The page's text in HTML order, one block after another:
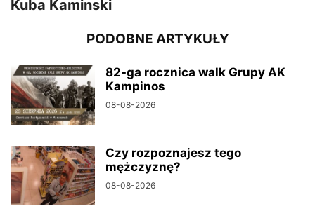
Kuba Kaminski
PODOBNE ARTYKUŁY
82-ga rocznica walk Grupy AK
Kampinos
08-08-2026
Czy rozpoznajesz tego
mężczyznę?
08-08-2026